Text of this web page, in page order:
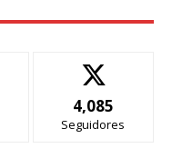
4,085
Seguidores